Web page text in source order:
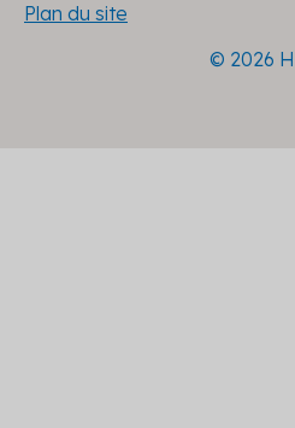
Plan du site
© 2026